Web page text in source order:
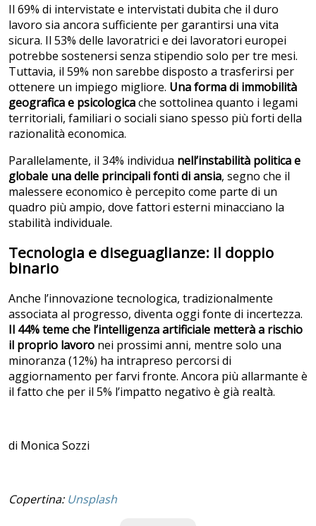
Il 69% di intervistate e intervistati dubita che il duro
lavoro sia ancora sufficiente per garantirsi una vita
sicura. Il 53% delle lavoratrici e dei lavoratori europei
potrebbe sostenersi senza stipendio solo per tre mesi.
Tuttavia, il 59% non sarebbe disposto a trasferirsi per
ottenere un impiego migliore. Una forma di immobilità
geografica e psicologicache sottolinea quanto i legami
territoriali, familiari o sociali siano spesso più forti della
razionalità economica.
Parallelamente, il 34% individua nell’instabilità politica e
globale una delle principali fonti di ansia, segno che il
malessere economico è percepito come parte di un
quadro più ampio, dove fattori esterni minacciano la
stabilità individuale.
Tecnologia e diseguaglianze: il doppio
binario
Anche l’innovazione tecnologica, tradizionalmente
associata al progresso, diventa oggi fonte di incertezza.
Il 44% teme che l’intelligenza artificiale metterà a rischio
il proprio lavoro nei prossimi anni, mentre solo una
minoranza (12%) ha intrapreso percorsi di
aggiornamento per farvi fronte. Ancora più allarmante è
il fatto che per il 5% l’impatto negativo è già realtà.
di Monica Sozzi
Copertina: Unsplash